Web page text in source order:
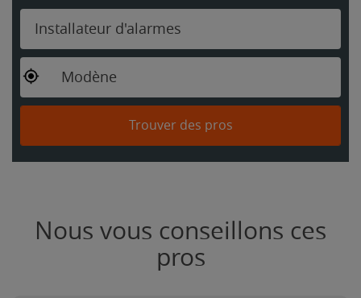
Installateur d'alarmes
Modène
Trouver des pros
Nous vous conseillons ces
pros